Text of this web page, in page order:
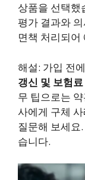
상품을 선택했
평가 결과와
면책 처리되어
해설: 가입 전
갱신 및 보험
무 팁으로는
사에게 구체
질문해 보세요
습니다.